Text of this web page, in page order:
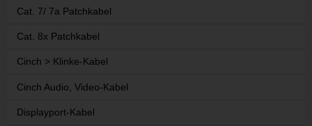
Cat. 7/ 7a Patchkabel
Cat. 8x Patchkabel
Cinch > Klinke-Kabel
Cinch Audio, Video-Kabel
Displayport-Kabel